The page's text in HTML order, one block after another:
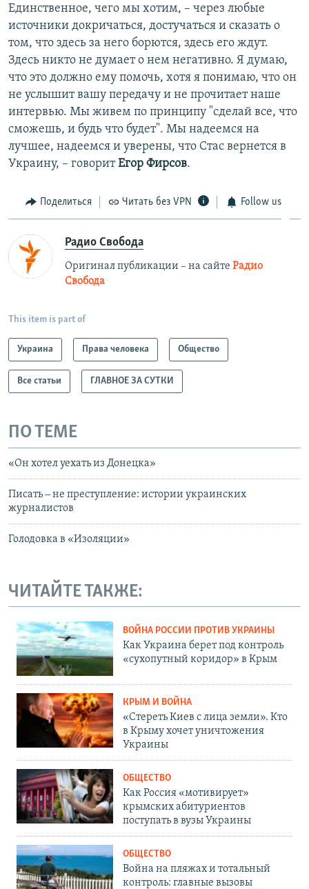
Единственное, чего мы хотим, – через любые
источники докричаться, достучаться и сказать о
том, что здесь за него борются, здесь его ждут.
Здесь никто не думает о нем негативно. Я думаю,
что это должно ему помочь, хотя я понимаю, что он
не услышит вашу передачу и не прочитает наше
интервью. Мы живем по принципу "сделай все, что
сможешь, и будь что будет". Мы надеемся на
лучшее, надеемся и уверены, что Стас вернется в
Украину, – говоритЕгор Фирсов.
Поделиться Читать без VPN Follow us
Радио Свобода
Оригинал публикации – на сайте Радио
Свобода
This item is part of
Украина Права человека Общество
Все статьи ГЛАВНОЕ ЗА СУТКИ
ПО ТЕМЕ
«Он хотел уехать из Донецка»
Писать ‒ не преступление: истории украинских
журналистов
Голодовка в «Изоляции»
ЧИТАЙТЕ ТАКЖЕ:
ВОЙНА РОССИИ ПРОТИВ УКРАИНЫ
Как Украина берет под контроль
«сухопутный коридор» в Крым
КРЫМ И ВОЙНА
«Стереть Киев с лица земли». Кто
в Крыму хочет уничтожения
Украины
ОБЩЕСТВО
Как Россия «мотивирует»
крымских абитуриентов
поступать в вузы Украины
ОБЩЕСТВО
Война на пляжах и тотальный
контроль: главные вызовы